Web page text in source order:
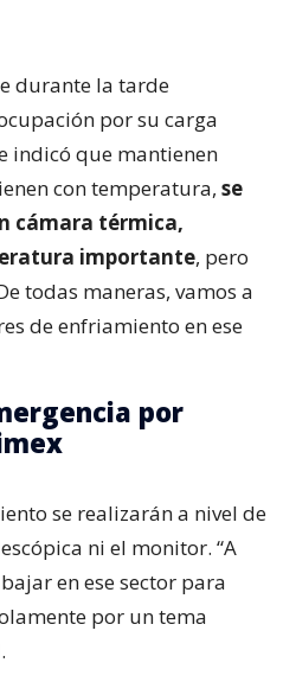
durante la tarde
por su carga
indicó que mantienen
con temperatura, se
cámara térmica,
importante, pero
todas maneras, vamos a
de enfriamiento en ese
por
se realizarán a nivel de
ni el monitor. “A
en ese sector para
por un tema